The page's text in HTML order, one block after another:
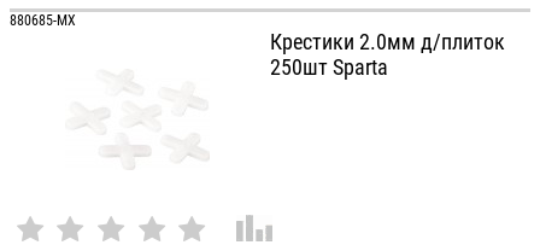
УБ.
880685-MX
Крестики 2.0мм д/плиток
250шт Sparta